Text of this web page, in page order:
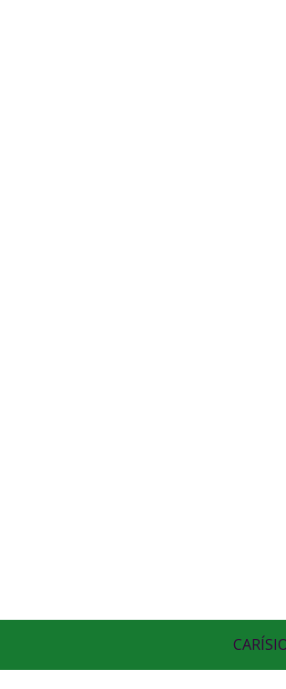
Levantador